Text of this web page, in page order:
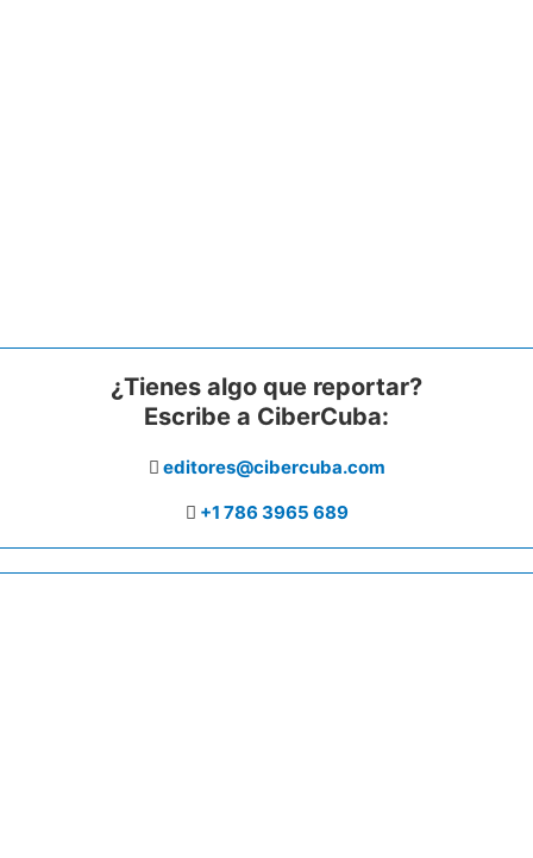
¿Tienes algo que reportar?
Escribe a CiberCuba:
editores@cibercuba.com
+1 786 3965 689